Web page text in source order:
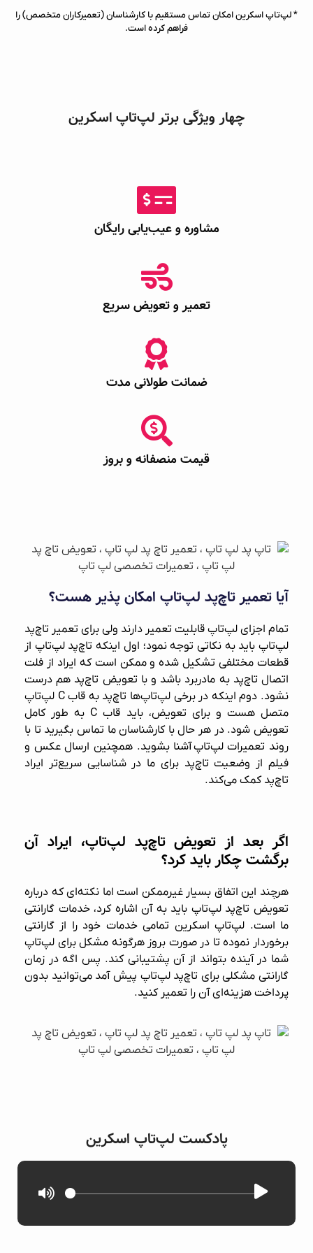
* لپ‌تاپ اسکرین امکان تماس مستقیم با کارشناسان (تعمیرکاران متخصص) را
فراهم کرده است.
چهار ویژگی برتر لپ‌تاپ اسکرین
مشاوره و عیب‌یابی رایگان
تعمیر و تعویض سریع
ضمانت طولانی مدت
قیمت منصفانه و بروز
آیا تعمیر تاچ‌پد لپ‌تاپ امکان پذیر هست؟
تمام اجزای لپ‌تاپ قابلیت تعمیر دارند ولی برای تعمیر تاچ‌پد
لپ‌تاپ باید به نکاتی توجه نمود؛ اول اینکه تاچ‌پد لپ‌تاپ از
قطعات مختلفی تشکیل شده و ممکن است که ایراد از فلت
اتصال تاچ‌پد به مادربرد باشد و با تعویض تاچ‌پد هم درست
نشود. دوم اینکه در برخی لپ‌تاپ‌ها تاچ‌پد به قاب C لپ‌تاپ
متصل هست و برای تعویض، باید قاب C به طور کامل
تعویض شود. در هر حال با کارشناسان ما تماس بگیرید تا با
روند تعمیرات لپ‌تاپآشنا بشوید. همچنین ارسال عکس و
فیلم از وضعیت تاچ‌پد برای ما در شناسایی سریع‌تر ایراد
تاچ‌پد کمک می‌کند.
اگر بعد از تعویض تاچ‌پد لپ‌تاپ، ایراد آن
برگشت چکار باید کرد؟
هرچند این اتفاق بسیار غیرممکن است اما نکته‌ای که درباره
تعویض تاچ‌پد لپ‌تاپ باید به آن اشاره کرد، خدمات گارانتی
ما است. لپ‌تاپ اسکرین تمامی خدمات خود را از گارانتی
برخوردار نموده تا در صورت بروز هرگونه مشکل برای لپ‌تاپ
شما در آینده بتواند از آن پشتیبانی کند. پس اگه در زمان
گارانتی مشکلی برای تاچ‌پد لپ‌تاپ پیش آمد می‌توانید بدون
پرداخت هزینه‌ای آن را تعمیر کنید.
پادکست لپ‌تاپ اسکرین